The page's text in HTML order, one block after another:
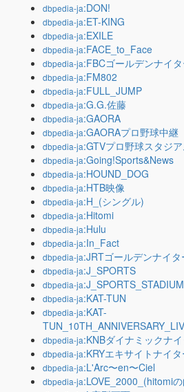
dbpedia-ja:DON!
dbpedia-ja:ET-KING
dbpedia-ja:EXILE
dbpedia-ja:FACE_to_Face
dbpedia-ja:FBCゴールデンナイ
dbpedia-ja:FM802
dbpedia-ja:FULL_JUMP
dbpedia-ja:G.G.佐藤
dbpedia-ja:GAORA
dbpedia-ja:GAORAプロ野球中継
dbpedia-ja:GTVプロ野球スタジ
dbpedia-ja:Going!Sports&News
dbpedia-ja:HOUND_DOG
dbpedia-ja:HTB映像
dbpedia-ja:H_(シングル)
dbpedia-ja:Hitomi
dbpedia-ja:Hulu
dbpedia-ja:In_Fact
dbpedia-ja:JRTゴールデンナイタ
dbpedia-ja:J_SPORTS
dbpedia-ja:J_SPORTS_STADIUM
dbpedia-ja:KAT-TUN
dbpedia-ja:KAT-
dbpedia-ja:KNBダイナミックナ
dbpedia-ja:KRYエキサイトナイ
dbpedia-ja:L'Arc〜en〜Ciel
dbpedia-ja:LOVE_2000_(hitomi